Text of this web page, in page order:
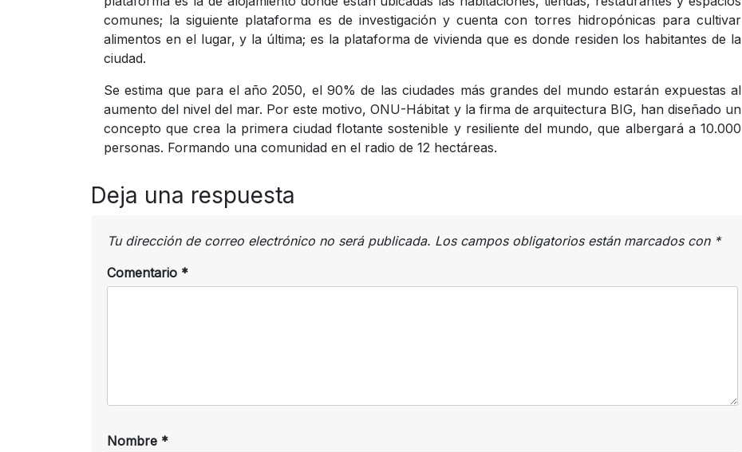
comunes; la siguiente plataforma es de investigación y cuenta con torres hidropónicas para cultivar
alimentos en el lugar, y la última; es la plataforma de vivienda que es donde residen los habitantes de la
ciudad.
Se estima que para el año 2050, el 90% de las ciudades más grandes del mundo estarán expuestas al
aumento del nivel del mar. Por este motivo, ONU-Hábitat y la firma de arquitectura BIG, han diseñado un
concepto que crea la primera ciudad flotante sostenible y resiliente del mundo, que albergará a 10.000
personas. Formando una comunidad en el radio de 12 hectáreas.
Deja una respuesta
Tu dirección de correo electrónico no será publicada. Los campos obligatorios están marcados con *
Comentario *
Nombre *